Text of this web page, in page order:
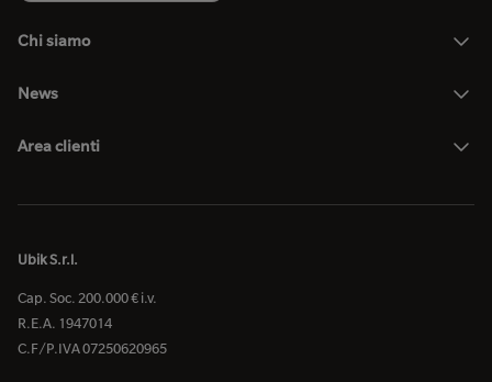
Chi siamo
News
Area clienti
Ubik S.r.l.
Cap. Soc. 200.000 € i.v.
R.E.A. 1947014
C.F/P.IVA 07250620965